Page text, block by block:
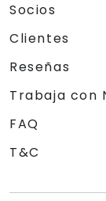
Socios
Clientes
Reseñas
Trabaja con
FAQ
T&C